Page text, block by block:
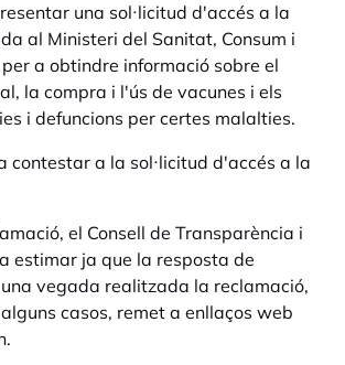
una sol·licitud d'accés a la
al Ministeri del Sanitat, Consum i
a obtindre informació sobre el
la compra i l'ús de vacunes i els
i defuncions per certes malalties.
contestar a la sol·licitud d'accés a la
el Consell de Transparència i
estimar ja que la resposta de
vegada realitzada la reclamació,
casos, remet a enllaços web